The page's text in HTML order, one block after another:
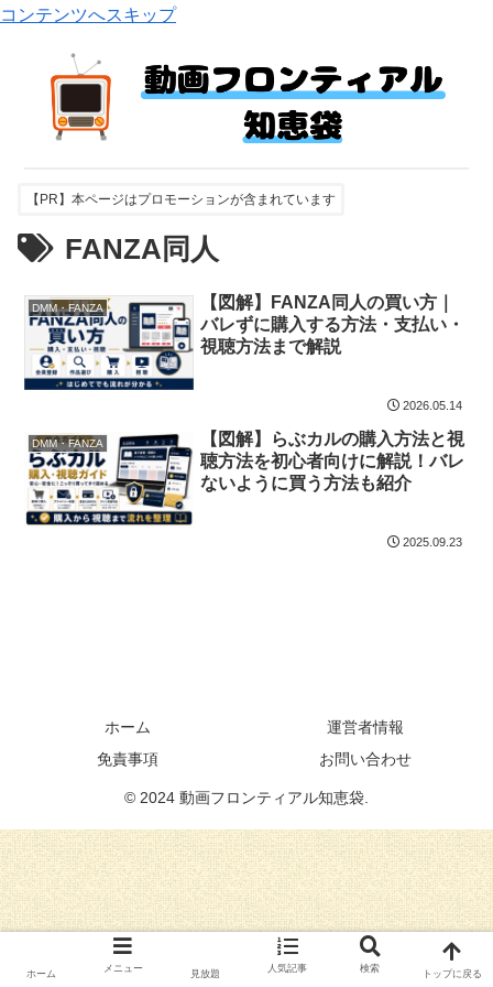
コンテンツへスキップ
【PR】本ページはプロモーションが含まれています
FANZA同人
DMM・FANZA
【図解】FANZA同人の買い方｜
バレずに購入する方法・支払い・
視聴方法まで解説
2026.05.14
DMM・FANZA
【図解】らぶカルの購入方法と視
聴方法を初心者向けに解説！バレ
ないように買う方法も紹介
2025.09.23
ホーム
運営者情報
免責事項
お問い合わせ
© 2024 動画フロンティアル知恵袋.
ホーム メニュー 見放題 人気記事 検索 トップに戻る